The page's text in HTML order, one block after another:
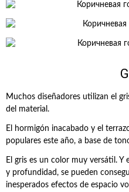
Muchos diseñadores utilizan el
del material.
El hormigón inacabado y el
populares este año, a base de
El gris es un color muy versátil.
y profundidad, se pueden
inesperados efectos de espacio